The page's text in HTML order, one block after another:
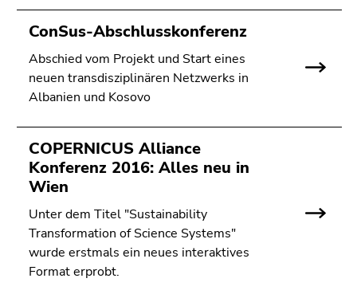
Suche
(Zugriffstaste
9)
ConSus-Abschlusskonferenz
Abschied vom Projekt und Start eines
neuen transdisziplinären Netzwerks in
Albanien und Kosovo
COPERNICUS Alliance
Konferenz 2016: Alles neu in
Wien
Unter dem Titel "Sustainability
Transformation of Science Systems"
wurde erstmals ein neues interaktives
Format erprobt.